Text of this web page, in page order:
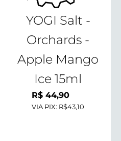
YOGI Salt -
Orchards -
Apple Mango
Ice 15ml
R$ 44,90
VIA PIX: R$43,10